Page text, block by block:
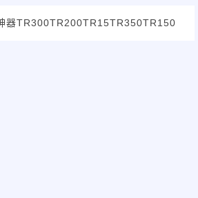
器TR300TR200TR15TR350TR150